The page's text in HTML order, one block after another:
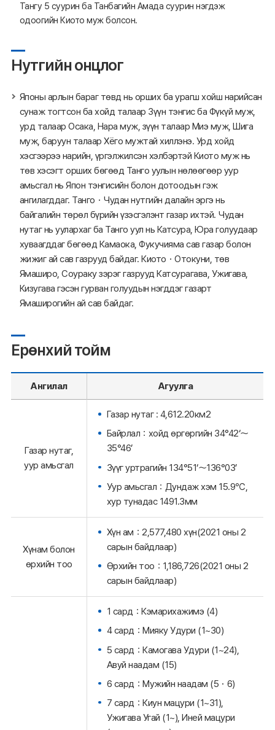
Тангу 5 суурин ба Танбагийн Амада суурин нэгдэж
одоогийн Киото муж болсон.
Нутгийн онцлог
Японы арлын бараг төвд нь орших ба урагш хойш нарийсан
сунаж тогтсон ба хойд талаар Зүүн тэнгис ба Фүкүй муж,
урд талаар Осака, Нара муж, зүүн талаар Миэ муж, Шига
муж, баруун талаар Хёго мужтай хиллэнэ. Урд хойд
хэсгээрээ нарийн, үргэлжилсэн хэлбэртэй Киото муж нь
төв хэсэгт орших бөгөөд Танго уулын нөлөөгөөр уур
амьсгал нь Япон тэнгисийн болон дотоодын гэж
ангилагддаг. Танго・Чудан нутгийн далайн эргэ нь
байгалийн төрөл бүрийн үзэсгэлэнт газар ихтэй. Чудан
нутаг нь уулархаг ба Танго уул нь Катсура, Юра голуудаар
хуваагддаг бөгөөд Камаока, Фукучияма сав газар болон
жижиг ай сав газрууд байдаг. Киото・Отокуни, төв
Ямаширо, Соураку зэрэг газрууд Катсурагава, Ужигава,
Кизугава гэсэн гурван голуудын нэгддэг газарт
Ямаширогийн ай сав байдаг.
Ерөнхий тойм
Ангилал Агуулга
Газар нутаг,
уур амьсгал
Газар нутаг : 4,612.20км2
Байрлал：хойд өргөргийн 34°42‘～
35°46’
Зүүг уртрагийн 134°51‘～136°03’
Уур амьсгал：Дундаж хэм 15.9℃,
хур тунадас 1491.3мм
Хүнам болон
өрхийн тоо
Хүн ам：2,577,480 хүн(2021 оны 2
сарын байдлаар)
Өрхийн тоо：1,186,726(2021 оны 2
сарын байдлаар)
1 сард：Кэмарихажимэ (4)
4 сард：Мияку Удури (1~30)
5 сард：Камогава Удури (1~24),
Авуй наадам (15)
6 сард：Мужийн наадам (5・6)
7 сард：Киун мацури (1~31),
Ужигава Угай (1~), Иней мацури